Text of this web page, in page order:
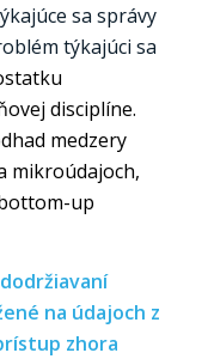
sa správy
týkajúci sa
disciplíne.
medzery
mikroúdajoch,
up
na údajoch z
zhora